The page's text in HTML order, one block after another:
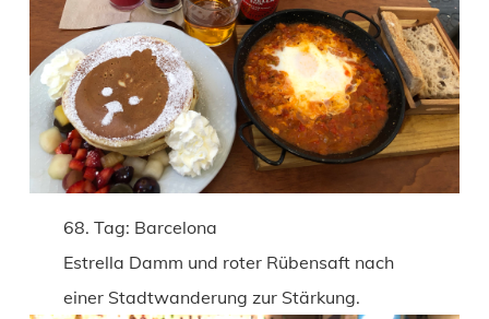
68. Tag: Barcelona
Estrella Damm und roter Rübensaft nach
einer Stadtwanderung zur Stärkung.